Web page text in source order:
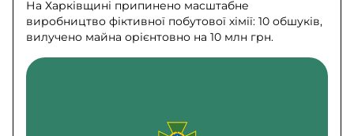
На Харківщині припинено масштабне
виробництво фіктивної побутової хімії: 10 обшуків,
вилучено майна орієнтовно на 10 млн грн.